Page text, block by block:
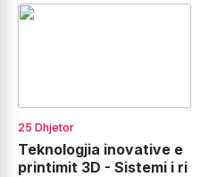
25 Dhjetor
Teknologjia inovative e
printimit 3D - Sistemi i ri